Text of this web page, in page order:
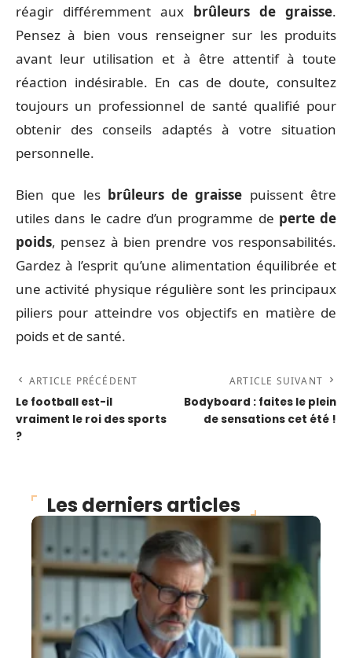
réagir différemment aux brûleurs de graisse.
Pensez à bien vous renseigner sur les produits
avant leur utilisation et à être attentif à toute
réaction indésirable. En cas de doute, consultez
toujours un professionnel de santé qualifié pour
obtenir des conseils adaptés à votre situation
personnelle.
Bien que les brûleurs de graisse puissent être
utiles dans le cadre d’un programme de perte de
poids, pensez à bien prendre vos responsabilités.
Gardez à l’esprit qu’une alimentation équilibrée et
une activité physique régulière sont les principaux
piliers pour atteindre vos objectifs en matière de
poids et de santé.
ARTICLE PRÉCÉDENT
Le football est-il
vraiment le roi des sports
?
ARTICLE SUIVANT
Bodyboard : faites le plein
de sensations cet été !
Les derniers articles